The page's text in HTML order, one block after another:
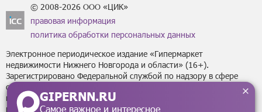
GIPERNN.RU
Самое важное и интересное
© 2008-2026 ООО «ЦИК»
правовая информация
политика обработки персональных данных
Электронное периодическое издание «Гипермаркет
недвижимости Нижнего Новгорода и области» (16+).
Зарегистрировано Федеральной службой по надзору в сфере
связи, информационных технологий
и массовых коммуникаций (Роскомнадзор) за регистрационным
номером Эл № ФС77-43795 от 07 февраля 2011 г.